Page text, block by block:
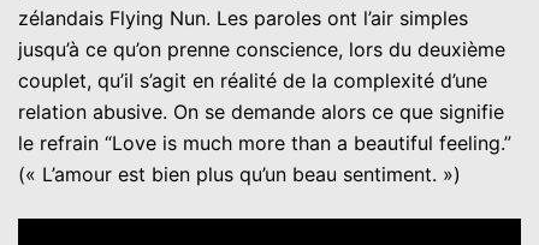
zélandais Flying Nun. Les paroles ont l’air simples
jusqu’à ce qu’on prenne conscience, lors du deuxième
couplet, qu’il s’agit en réalité de la complexité d’une
relation abusive. On se demande alors ce que signifie
le refrain “Love is much more than a beautiful feeling.”
(« L’amour est bien plus qu’un beau sentiment. »)